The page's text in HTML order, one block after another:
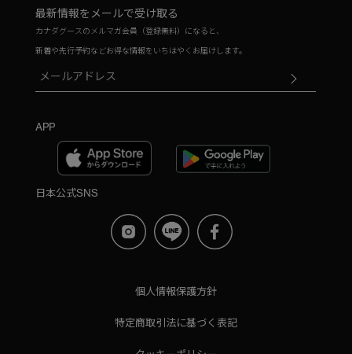
最新情報をメールで受け取る
カナダグースのメルマガ会員（登録無料）になると、
新着や先行予約などお得な情報をいちはやくお届けします。
APP
日本公式SNS
個人情報保護方針
特定商取引法に基づく表記